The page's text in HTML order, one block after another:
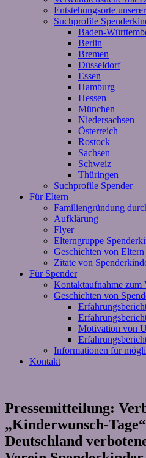
Entstehungsorte
Suchprofile
Baden-
Berlin
Bremen
Düsseldorf
Essen
Hamburg
Hessen
München
Niedersachsen
Österreich
Rostock
Sachsen
Schweiz
Thüringen
Suchprofile Spender
Für Eltern
Familiengründung
Aufklärung
Flyer
Elterngruppe
Geschichten von Eltern
Zitate von
Für Spender
Kontaktaufnahme zum
Geschichten von
Motivation von
Informationen für
Kontakt
Pressemitteilung:
„Kinderwunsch-
Deutschland